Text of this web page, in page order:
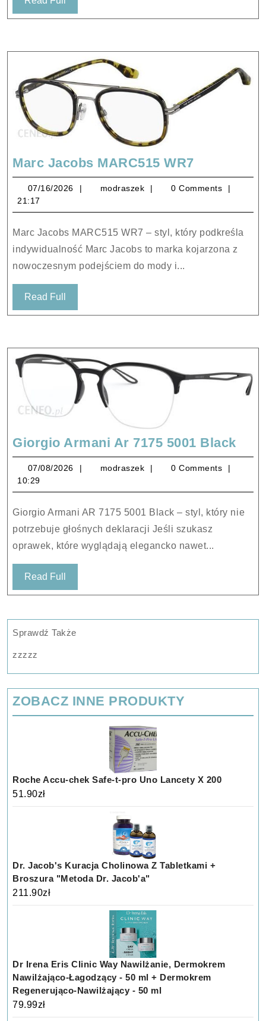
Full
Marc Jacobs MARC515 WR7Marc
Jacobs
MARC515
WR7
07/16/2026 07/16/2026
modraszek modraszek
0 Comments
21:17
Marc Jacobs MARC515 WR7 – styl, który podkreśla
indywidualność Marc Jacobs to marka kojarzona z
nowoczesnym podejściem do mody i...
Read Full
Full
Giorgio Armani Ar 7175 5001 Black
7175
07/08/2026 07/08/2026
modraszek modraszek
0 Comments
10:29
Giorgio Armani AR 7175 5001 Black – styl, który nie
potrzebuje głośnych deklaracji Jeśli szukasz
oprawek, które wyglądają elegancko nawet...
Read Full
Full
Sprawdź Także
zzzzz
ZOBACZ INNE PRODUKTY
Roche Accu-chek Safe-t-pro Uno Lancety X 200
51.90zł
Dr. Jacob's Kuracja Cholinowa Z Tabletkami +
Broszura "Metoda Dr. Jacob'a"
211.90zł
Dr Irena Eris Clinic Way Nawilżanie, Dermokrem
Nawilżająco-Łagodzący - 50 ml + Dermokrem
Regenerująco-Nawilżający - 50 ml
79.99zł